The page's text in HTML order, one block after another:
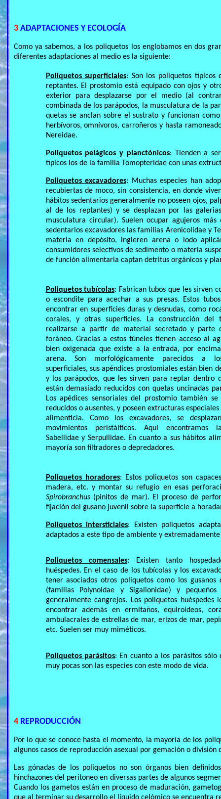
3 ADAPTACIONES Y ECOLOGÍA
Como ya sabemos, a los poliquetos los englobamos en dos
diferentes adaptaciones al medio es la siguiente:
Poliquetos superficiales: Son los poliquetos típicos
reptantes. El prostomio está equipado con ojos y
exterior para desplazarse por el medio (al
combinada de los parápodos, la musculatura de la
quetas se anclan sobre el sustrato y funcionan
herbívoros, omnívoros, carroñeros y hasta
Nereidae.
Poliquetos pelágicos y planctónicos: Tienden a
típicos los de la familia Tomopteridae con unas
Poliquetos excavadores: Muchas especies han
recubiertas de moco, sin consistencia, en donde
hábitos sedentarios generalmente no poseen ojos,
al de los reptantes) y se desplazan por las
musculatura circular). Suelen ocupar agujeros
sedentarios excavadores las familias Arenicolidae y
materia en depósito, ingieren arena o lodo
consumidores selectivos de sedimento o materia
de función alimentaria captan detritus orgánicos y
Poliquetos tubícolas: Fabrican tubos que les sirven
o escondite para acechar a sus presas. Estos
encontrar en superficies duras y desnudas, como
corales, y otras superficies. La construcción del
realizarse a partir de material secretado y parte
foráneo. Gracias a estos túneles tienen acceso al
bien oxigenada que existe a la entrada, por
arena. Son morfológicamente parecidos a
superficiales, sus apéndices prostomiales están bien
y los parápodos, que les sirven para reptar dentro
están demasiado reducidos con quetas uncinadas
Los apédices sensoriales del prostomio también se
reducidos o ausentes, y poseen extructuras
alimenticia. Como los excavadores, se
movimientos peristálticos. Aquí encontramos
Sabellidae y Serpullidae. En cuanto a sus hábitos
mayoría son filtradores o depredadores.
Poliquetos horadores: Estos poliquetos son
madera, etc. y montar su refugio en esas
Spirobranchus(pinitos de mar). El proceso de
fijación del gusano juvenil sobre la superficie a
Poliquetos intersticiales: Existen poliquetos
adaptados a este tipo de ambiente y extremadamente
Poliquetos comensales: Existen tanto
huéspedes. En el caso de los tubícolas y los
tener asociados otros poliquetos como los gusanos
(familias Polynoidae y Sigalionidae) y pequeños
generalmente cangrejos. Los poliquetos huéspedes
encontrar además en ermitaños, equiroideos,
ambulacrales de estrellas de mar, erizos de mar,
etc. Suelen ser muy miméticos.
Poliquetos parásitos: En cuanto a los parásitos
muy pocas son las especies con este modo de vida.
4 REPRODUCCIÓN
Por lo que se conoce hasta el momento, la mayoría de los
algunos casos de reproducción asexual por gemación o división
Las gónadas de los poliquetos no son órganos bien
hinchazones del peritoneo en diversas partes de algunos
Cuando los gametos están en proceso de maduración,